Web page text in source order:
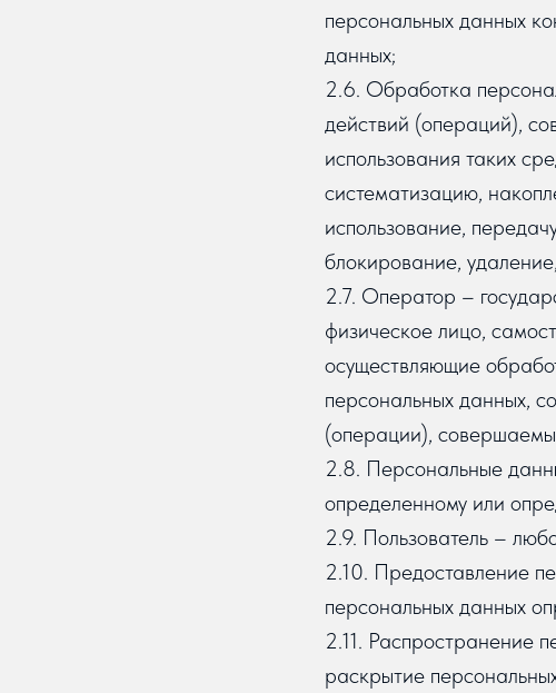
персональных данных
данных;
2.6. Обработка
действий (операций),
использования таких
систематизацию,
использование,
блокирование,
2.7. Оператор –
физическое лицо,
осуществляющие
персональных данных,
(операции),
2.8. Персональные
определенному или
2.9. Пользователь –
2.10. Предоставление
персональных данных
2.11. Распространение
раскрытие